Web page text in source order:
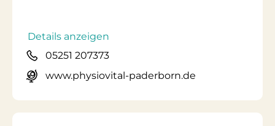
Details anzeigen
05251 207373
www.physiovital-paderborn.de